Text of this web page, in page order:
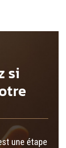
si
une étape